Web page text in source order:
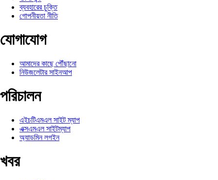
ব্যবহারের চুক্তি
গোপনীয়তা নীতি
যোগাযোগ
আমাদের কাছে পৌঁছানো
নিউজলেটার সাইনআপ
পরিচালন
এইচটিএমএল সাইট ম্যাপ
এক্সএমএল সাইটম্যাপ
অ্যাডমিন লগইন
খবর